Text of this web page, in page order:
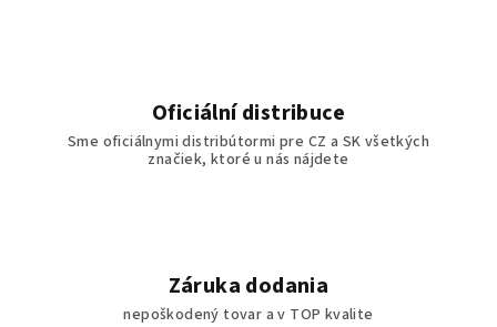
Oficiální distribuce
Sme oficiálnymi distribútormi pre CZ a SK všetkých
značiek, ktoré u nás nájdete
Záruka dodania
nepoškodený tovar a v TOP kvalite